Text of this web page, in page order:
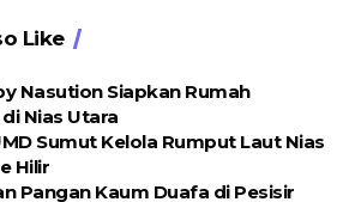
Like
Nasution Siapkan Rumah
Nias Utara
Sumut Kelola Rumput Laut Nias
Hilir
Pangan Kaum Duafa di Pesisir